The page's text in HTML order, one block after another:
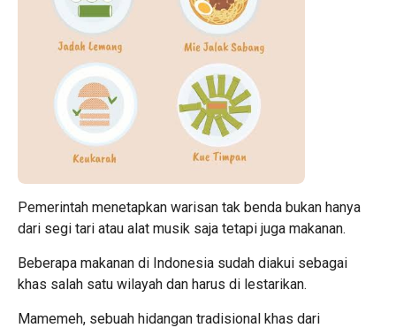
Pemerintah menetapkan warisan tak benda bukan hanya
dari segi tari atau alat musik saja tetapi juga makanan.
Beberapa makanan di Indonesia sudah diakui sebagai
khas salah satu wilayah dan harus di lestarikan.
Mamemeh, sebuah hidangan tradisional khas dari